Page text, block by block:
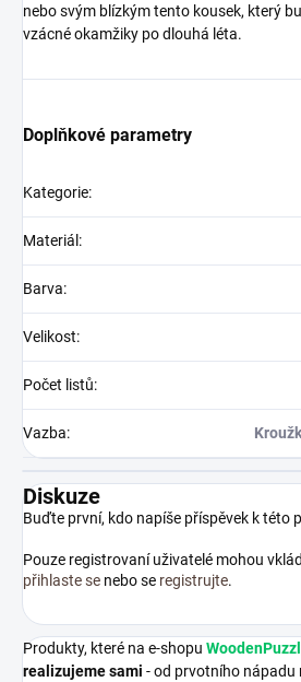
nebo svým blízkým tento kousek, který
vzácné okamžiky po dlouhá léta.
Doplňkové parametry
Kategorie:
Materiál :
Barva:
Velikost:
Počet listů:
Vazba:
Diskuze
Buďte první, kdo napíše příspěvek k této
Pouze registrovaní uživatelé mohou
přihlaste se nebo se registrujte.
Produkty, které na e-shopu
realizujeme sami - od prvotního nápadu